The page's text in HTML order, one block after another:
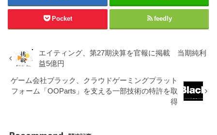
Pocket feedly
エイティング、第27期決算を官報に掲載 当期純利
益5億円
ゲーム会社ブラック、クラウドゲーミングプラット
フォーム「OOParts」を支える一部技術の特許を取
得